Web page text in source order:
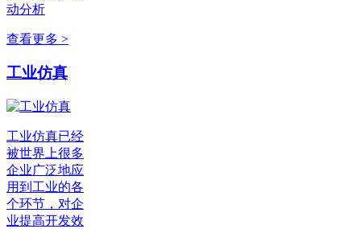
动分析
查看更多 >
工业仿真
工业仿真已经
被世界上很多
企业广泛地应
用到工业的各
个环节，对企
业提高开发效